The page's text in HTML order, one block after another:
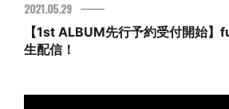
2021.05.29
【1st ALBUM先行予約受付開始
生配信！